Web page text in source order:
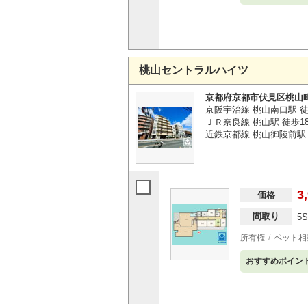
桃山セントラルハイツ
京都府京都市伏見区桃山
京阪宇治線 桃山南口駅
ＪＲ奈良線 桃山駅 徒歩
近鉄京都線 桃山御陵前駅
価格
間取り
所有権 ペット
おすすめポイン